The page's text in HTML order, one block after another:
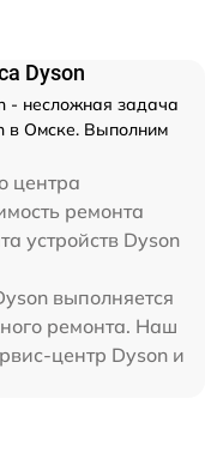
Dyson
- несложная задача
в Омске. Выполним
центра
ремонта
устройств Dyson
выполняется
ремонта. Наш
центр Dyson и